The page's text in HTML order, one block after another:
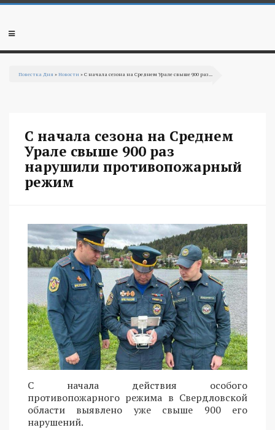
Перейти к основному содержанию
Мобильное
Повестка Дня »Новости » С начала сезона на Среднем Урале свыше 900 раз...
С начала сезона на Среднем
Урале свыше 900 раз
нарушили противопожарный
режим
С начала действия особого
противопожарного режима в Свердловской
области выявлено уже свыше 900 его
нарушений.